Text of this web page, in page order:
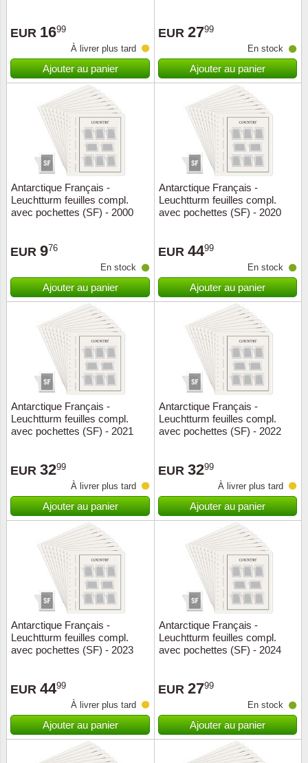
EUR 1699
À livrer plus tard
Ajouter au panier
EUR 2799
En stock
Ajouter au panier
Antarctique Français -
Leuchtturm feuilles compl.
avec pochettes (SF) - 2000
EUR 976
En stock
Ajouter au panier
Antarctique Français -
Leuchtturm feuilles compl.
avec pochettes (SF) - 2020
EUR 4499
En stock
Ajouter au panier
Antarctique Français -
Leuchtturm feuilles compl.
avec pochettes (SF) - 2021
EUR 3299
À livrer plus tard
Ajouter au panier
Antarctique Français -
Leuchtturm feuilles compl.
avec pochettes (SF) - 2022
EUR 3299
À livrer plus tard
Ajouter au panier
Antarctique Français -
Leuchtturm feuilles compl.
avec pochettes (SF) - 2023
EUR 4499
À livrer plus tard
Ajouter au panier
Antarctique Français -
Leuchtturm feuilles compl.
avec pochettes (SF) - 2024
EUR 2799
En stock
Ajouter au panier
Malte
ONU
Pays